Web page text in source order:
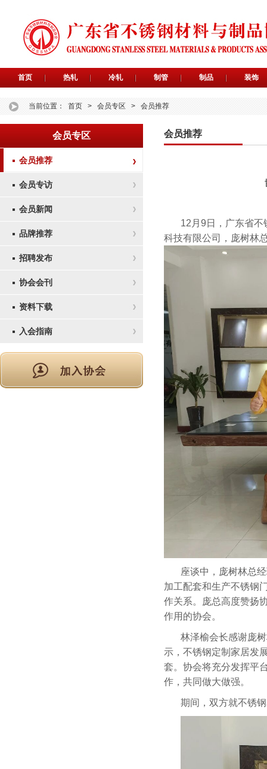
首页 热轧 冷轧 制管 制品 装饰
当前位置： 首页 > 会员专区 > 会员推荐
会员专区
会员推荐
会员专访
会员新闻
品牌推荐
招聘发布
协会会刊
资料下载
入会指南
会员推荐
12月9日，广东省
科技有限公司，庞树林
座谈中，庞树林总
加工配套和生产不锈钢
作关系。庞总高度赞扬
作用的协会。
林泽榆会长感谢庞
示，不锈钢定制家居发
套。协会将充分发挥平
作，共同做大做强。
期间，双方就不锈